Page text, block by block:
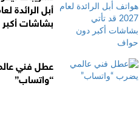
بشاشات
عطل فني
“واتساب”